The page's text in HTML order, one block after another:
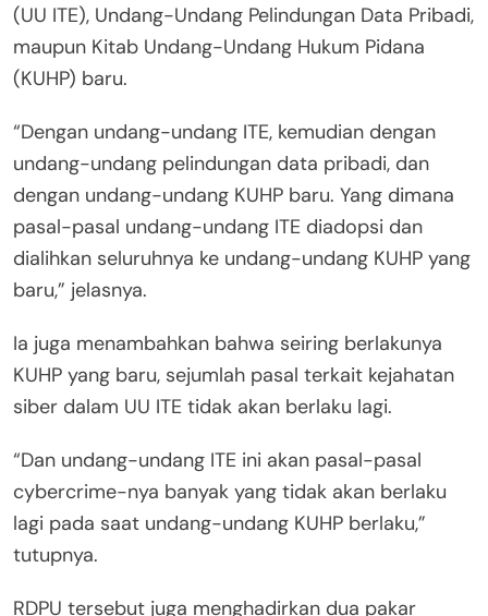
(UU ITE), Undang-Undang Pelindungan Data Pribadi,
maupun Kitab Undang-Undang Hukum Pidana
(KUHP) baru.
“Dengan undang-undang ITE, kemudian dengan
undang-undang pelindungan data pribadi, dan
dengan undang-undang KUHP baru. Yang dimana
pasal-pasal undang-undang ITE diadopsi dan
dialihkan seluruhnya ke undang-undang KUHP yang
baru,” jelasnya.
Ia juga menambahkan bahwa seiring berlakunya
KUHP yang baru, sejumlah pasal terkait kejahatan
siber dalam UU ITE tidak akan berlaku lagi.
“Dan undang-undang ITE ini akan pasal-pasal
cybercrime-nya banyak yang tidak akan berlaku
lagi pada saat undang-undang KUHP berlaku,”
tutupnya.
RDPU tersebut juga menghadirkan dua pakar